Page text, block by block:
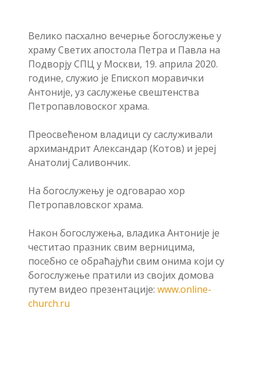
Велико пасхално вечерње богослужење у
храму Светих апостола Петра и Павла на
Подворју СПЦ у Москви, 19. априла 2020.
године, служио је Епископ моравички
Антоније, уз саслужење свештенства
Петропавловоског храма.
Преосвећеном владици су саслуживали
архимандрит Александар (Котов) и јереј
Анатолиј Саливончик.
На богослужењу је одговарао хор
Петропавловског храма.
Након богослужења, владика Антоније је
честитао празник свим верницима,
посебно се обраћајући свим онима који су
богослужење пратили из својих домова
путем видео презентације: www.online-
church.ru